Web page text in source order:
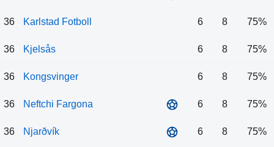
36 Karlstad Fotboll 6 8 75%
36 Kjelsås 6 8 75%
36 Kongsvinger 6 8 75%
36 Neftchi Fargona 6 8 75%
36 Njarðvík 6 8 75%